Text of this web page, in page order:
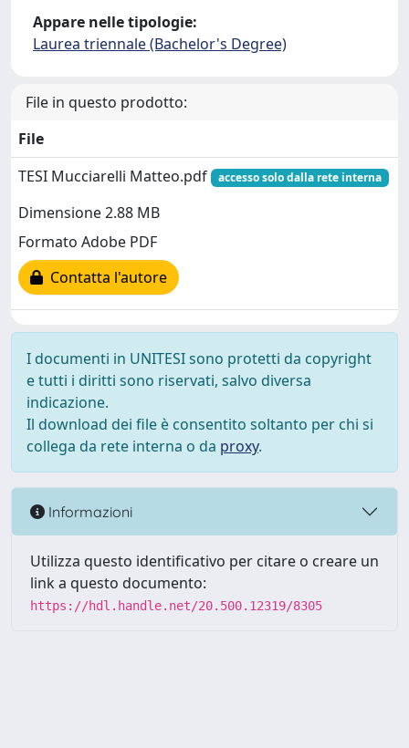
Appare nelle tipologie:
Laurea triennale (Bachelor's Degree)
File in questo prodotto:
File
TESI Mucciarelli Matteo.pdf
accesso solo dalla rete interna
Dimensione 2.88 MB
Formato Adobe PDF
Contatta l'autore
I documenti in UNITESI sono protetti da copyright
e tutti i diritti sono riservati, salvo diversa
indicazione.
Il download dei file è consentito soltanto per chi si
collega da rete interna o da proxy.
Informazioni
Utilizza questo identificativo per citare o creare un
link a questo documento:
https://hdl.handle.net/20.500.12319/8305